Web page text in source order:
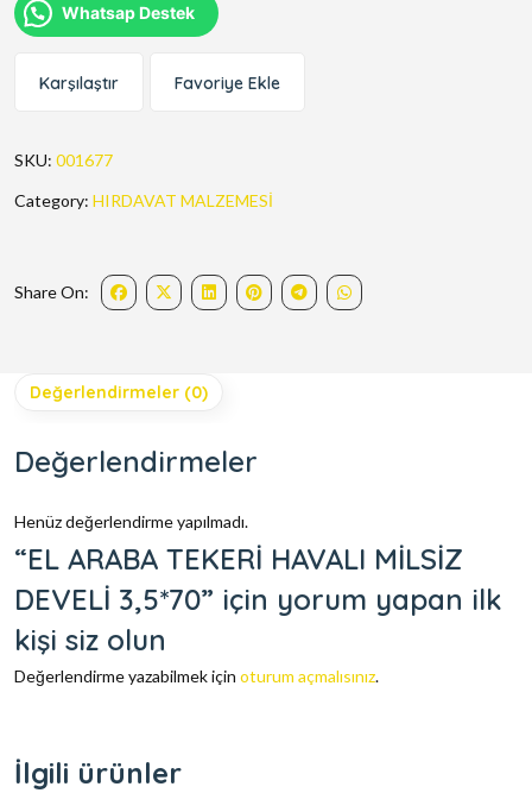
Whatsap Destek
Karşılaştır Favoriye Ekle
SKU: 001677
Category: HIRDAVAT MALZEMESİ
Share On:
Değerlendirmeler (0)
Değerlendirmeler
Henüz değerlendirme yapılmadı.
“EL ARABA TEKERİ HAVALI MİLSİZ
DEVELİ 3,5*70” için yorum yapan ilk
kişi siz olun
Değerlendirme yazabilmek için oturum açmalısınız.
İlgili ürünler